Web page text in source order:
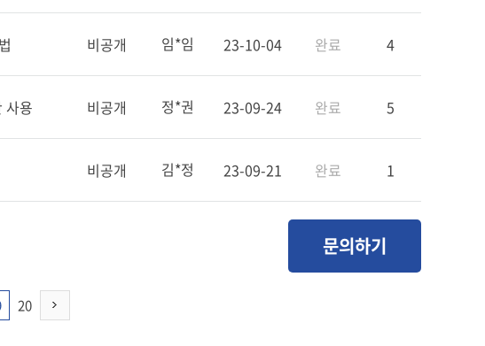
비공개 임*임 23-10-04 완료 4
사용 비공개 정*권 23-09-24 완료 5
비공개 김*정 23-09-21 완료 1
문의하기
20